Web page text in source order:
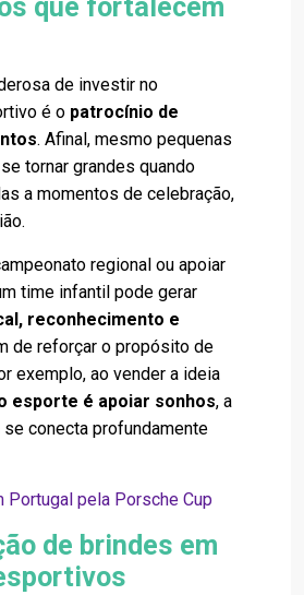
que fortalecem
de investir no
é o patrocínio de
. Afinal, mesmo pequenas
tornar grandes quando
a momentos de celebração,
regional ou apoiar
time infantil pode gerar
reconhecimento e
de reforçar o propósito de
exemplo, ao vender a ideia
esporte é apoiar sonhos, a
conecta profundamente
Portugal pela Porsche Cup
de brindes em